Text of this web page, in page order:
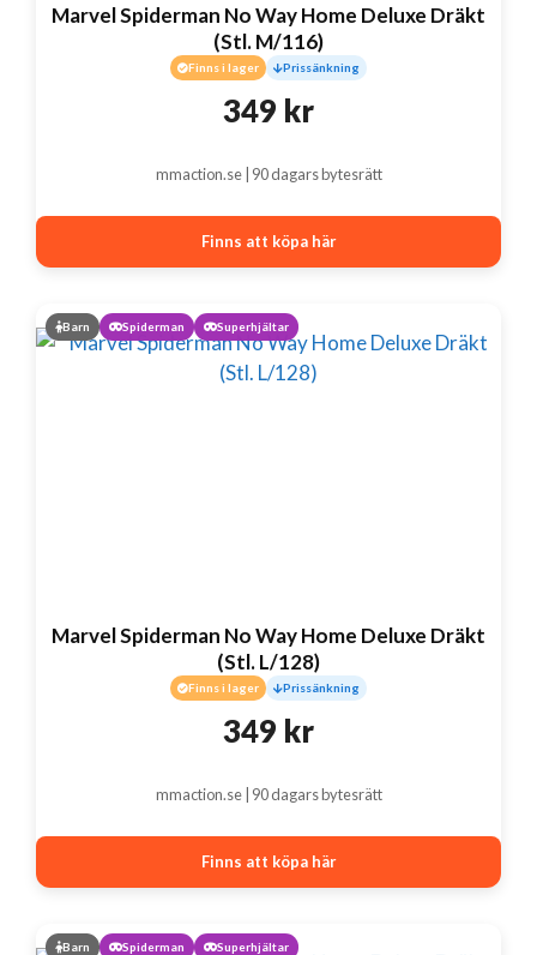
Marvel Spiderman No Way Home Deluxe Dräkt
(Stl. M/116)
Finns i lager Prissänkning
349 kr
mmaction.se | 90 dagars bytesrätt
Finns att köpa här
Barn Spiderman Superhjältar
Marvel Spiderman No Way Home Deluxe Dräkt
(Stl. L/128)
Finns i lager Prissänkning
349 kr
mmaction.se | 90 dagars bytesrätt
Finns att köpa här
Barn Spiderman Superhjältar